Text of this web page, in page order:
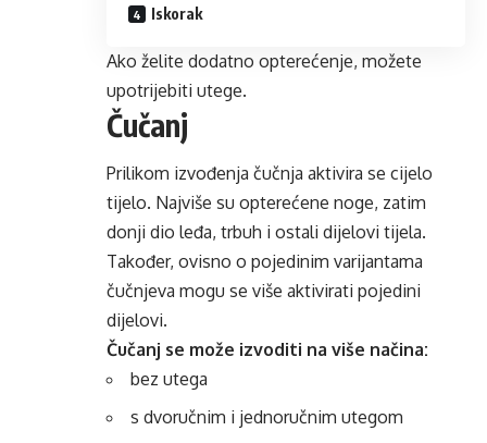
Iskorak
Ako želite dodatno opterećenje, možete
upotrijebiti utege.
Čučanj
Prilikom izvođenja čučnja aktivira se cijelo
tijelo. Najviše su opterećene noge, zatim
donji dio leđa, trbuh i ostali dijelovi tijela.
Također, ovisno o pojedinim varijantama
čučnjeva mogu se više aktivirati pojedini
dijelovi.
Čučanj se može izvoditi na više načina:
bez utega
s dvoručnim i jednoručnim utegom